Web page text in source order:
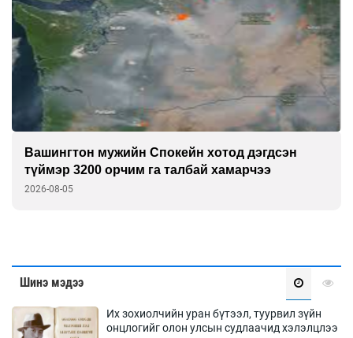
Европчууд ФИФА-гийн боссын эсрэг
2026-08-05
Шинэ мэдээ
Их зохиолчийн уран бүтээл, туурвил зүйн
онцлогийг олон улсын судлаачид хэлэлцлээ